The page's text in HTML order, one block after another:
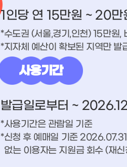
1인당 연 15만원 ~ 20만
*수도권 (서울,경기,인천) 15만원,
*지자체 예산이 확보된 지역만 발
사용기간
발급일로부터 ~
*사용기간은 관람일 기준
*신청 후 예매일 기준
없는 이용자는 지원금 회수 (재